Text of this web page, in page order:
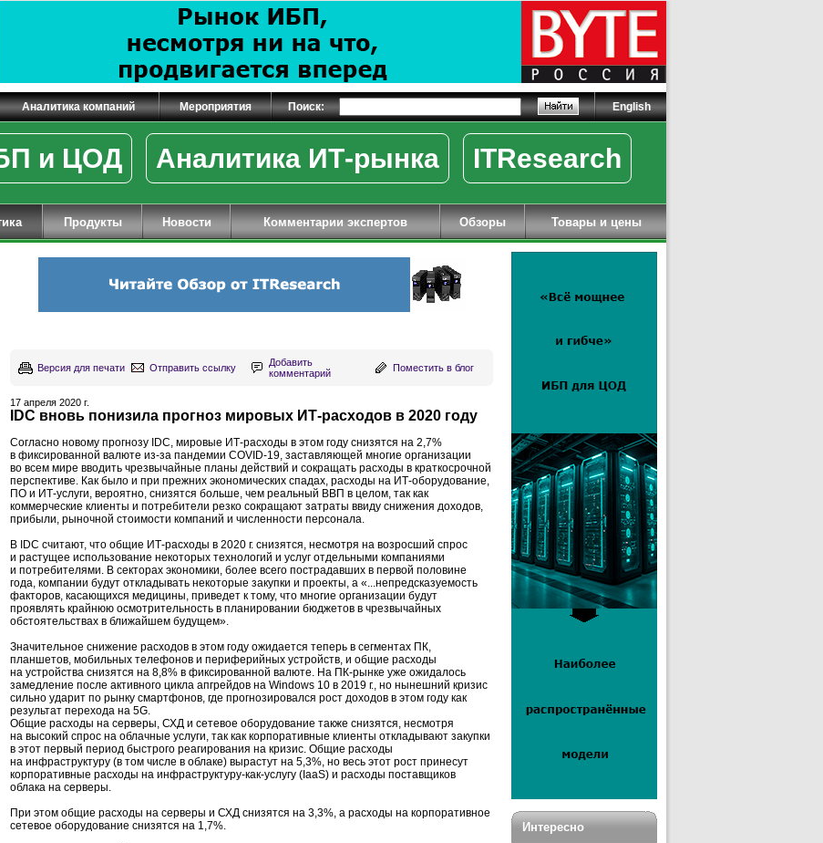
Аналитика компаний Мероприятия Поиск: English
и ЦОД Аналитика ИТ-рынка ITResearch
Продукты Новости Комментарии экспертов Обзоры Товары и цены
Версия для печати Отправить ссылку
Добавить
комментарий
Поместить в блог
17 апреля 2020 г.
IDC вновь понизила прогноз мировых ИТ-расходов в 2020 году
Согласно новому прогнозу IDC, мировые ИТ-расходы в этом году снизятся на 2,7%
в фиксированной валюте из-за пандемии COVID-19, заставляющей многие организации
во всем мире вводить чрезвычайные планы действий и сокращать расходы в краткосрочной
перспективе. Как было и при прежних экономических спадах, расходы на ИТ-оборудование,
ПО и ИТ-услуги, вероятно, снизятся больше, чем реальный ВВП в целом, так как
коммерческие клиенты и потребители резко сокращают затраты ввиду снижения доходов,
прибыли, рыночной стоимости компаний и численности персонала.
В IDC считают, что общие ИТ-расходы в 2020 г. снизятся, несмотря на возросший спрос
и растущее использование некоторых технологий и услуг отдельными компаниями
и потребителями. В секторах экономики, более всего пострадавших в первой половине
года, компании будут откладывать некоторые закупки и проекты, а «...непредсказуемость
факторов, касающихся медицины, приведет к тому, что многие организации будут
проявлять крайнюю осмотрительность в планировании бюджетов в чрезвычайных
обстоятельствах в ближайшем будущем».
Значительное снижение расходов в этом году ожидается теперь в сегментах ПК,
планшетов, мобильных телефонов и периферийных устройств, и общие расходы
на устройства снизятся на 8,8% в фиксированной валюте. На ПК-рынке уже ожидалось
замедление после активного цикла апгрейдов на Windows 10 в 2019 г., но нынешний кризис
сильно ударит по рынку смартфонов, где прогнозировался рост доходов в этом году как
результат перехода на 5G.
Общие расходы на серверы, СХД и сетевое оборудование также снизятся, несмотря
на высокий спрос на облачные услуги, так как корпоративные клиенты откладывают закупки
в этот первый период быстрого реагирования на кризис. Общие расходы
на инфраструктуру (в том числе в облаке) вырастут на 5,3%, но весь этот рост принесут
корпоративные расходы на инфраструктуру-как-услугу (IaaS) и расходы поставщиков
облака на серверы.
При этом общие расходы на серверы и СХД снизятся на 3,3%, а расходы на корпоративное
сетевое оборудование снизятся на 1,7%.
Интересно